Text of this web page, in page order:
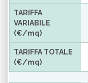
TARIFFA
VARIABILE
(€/mq)
TARIFFA TOTALE
(€/mq)